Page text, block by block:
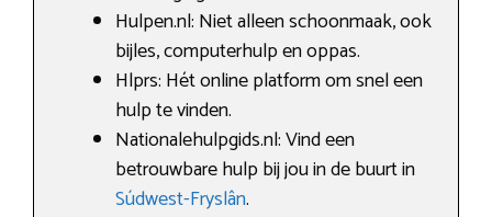
Hulpen.nl: Niet alleen schoonmaak, ook
bijles, computerhulp en oppas.
Hlprs: Hét online platform om snel een
hulp te vinden.
Nationalehulpgids.nl: Vind een
betrouwbare hulp bij jou in de buurt in
Súdwest-Fryslân.